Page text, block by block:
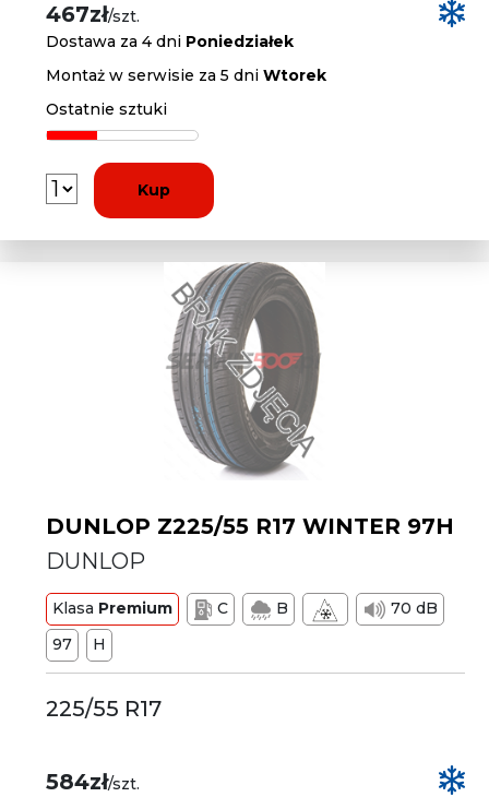
467zł/szt.
Dostawa za 4 dni Poniedziałek
Montaż w serwisie za 5 dniWtorek
Ostatnie sztuki
Kup
DUNLOP Z225/55 R17 WINTER 97H
DUNLOP
Klasa Premium C B
70 dB
97
H
225/55 R17
584zł/szt.